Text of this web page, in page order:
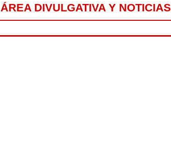
ÁREA DIVULGATIVA Y NOTICIAS